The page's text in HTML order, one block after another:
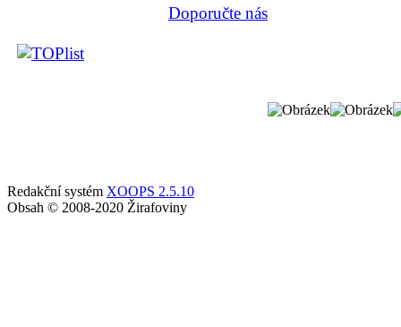
Doporučte nás
Redakční systém XOOPS 2.5.10
Obsah © 2008-2020 Žirafoviny